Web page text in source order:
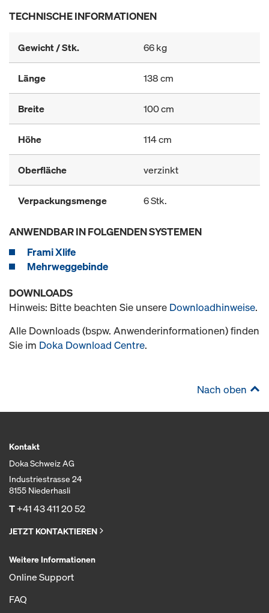
TECHNISCHE INFORMATIONEN
Gewicht / Stk. 66 kg
Länge 138 cm
Breite 100 cm
Höhe 114 cm
Oberfläche verzinkt
Verpackungsmenge 6 Stk.
ANWENDBAR IN FOLGENDEN SYSTEMEN
Frami Xlife
Mehrweggebinde
DOWNLOADS
Hinweis: Bitte beachten Sie unsere Downloadhinweise.
Alle Downloads (bspw. Anwenderinformationen) finden
Sie im Doka Download Centre.
Nach oben
Kontakt
Doka Schweiz AG
Industriestrasse 24
8155 Niederhasli
T+41 43 411 20 52
JETZT KONTAKTIEREN
Weitere Informationen
Online Support
FAQ